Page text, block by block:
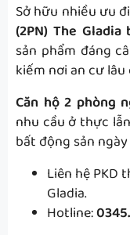
Sở hữu nhiều ưu
(2PN) The
sản phẩm đáng
kiếm nơi an cư lâu
Căn hộ 2 phòng
nhu cầu ở thực
bất động sản
Liên hệ PKD
Gladia.
Hotline: